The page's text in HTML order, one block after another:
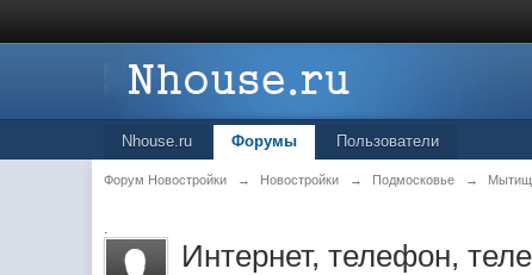
Nhouse.ru Форумы Пользователи
Форум Новостройки → Новостройки → Подмосковье →
.
Интернет, телефон,